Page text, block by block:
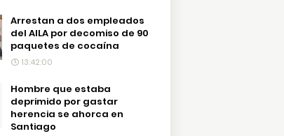
Arrestan a dos empleados
del AILA por decomiso de 90
paquetes de cocaína
13:42:00
Hombre que estaba
deprimido por gastar
herencia se ahorca en
Santiago